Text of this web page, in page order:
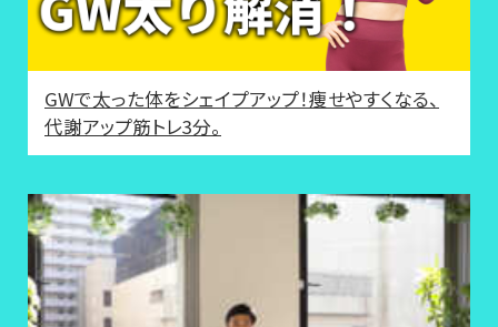
GWで太った体をシェイプアップ！痩せやすくなる、
代謝アップ筋トレ3分。